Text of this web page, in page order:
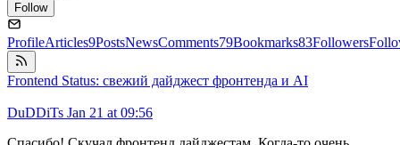
Follow
ProfileArticles9PostsNewsComments79Bookmarks83Followers
Frontend Status: свежий дайджест фронтенда и AI
DuDDiTs Jan 21 at 09:56